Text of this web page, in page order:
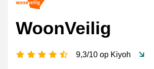
WoonVeilig
4,5 sterren
9,3/10 op Kiyoh